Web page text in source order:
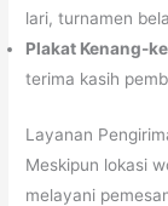
lari, turnamen
Plakat Kenang-
terima kasih
Layanan
Meskipun lokasi
melayani